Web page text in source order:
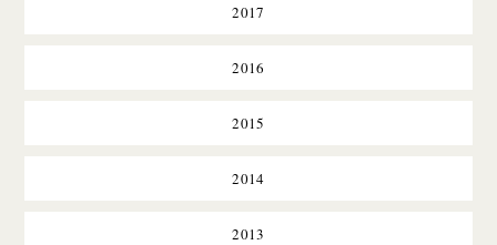
2017
2016
2015
2014
2013